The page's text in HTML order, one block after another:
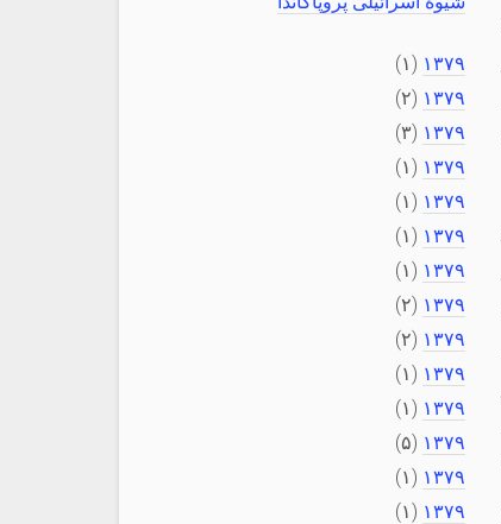
۱۳۷۹ (۱)
۱۳۷۹ (۲)
۱۳۷۹ (۳)
۱۳۷۹ (۱)
۱۳۷۹ (۱)
۱۳۷۹ (۱)
۱۳۷۹ (۱)
۱۳۷۹ (۲)
۱۳۷۹ (۲)
۱۳۷۹ (۱)
۱۳۷۹ (۱)
۱۳۷۹ (۵)
۱۳۷۹ (۱)
۱۳۷۹ (۱)